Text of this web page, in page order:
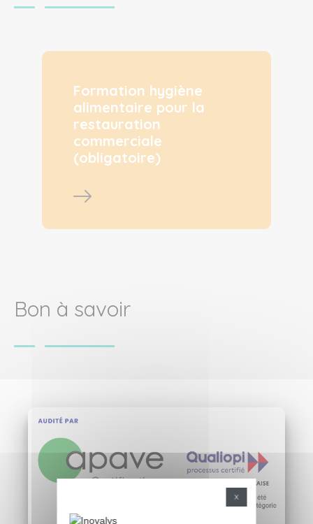
Formation hygiène
alimentaire pour la
restauration
commerciale
(obligatoire)
Bon à savoir
X